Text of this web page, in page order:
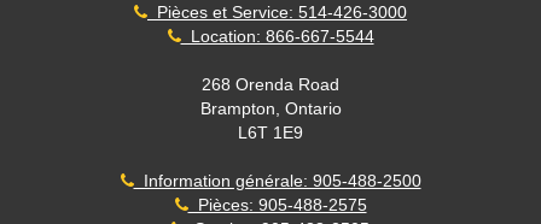
Pièces et Service: 514-426-3000
Location: 866-667-5544
268 Orenda Road
Brampton, Ontario
L6T 1E9
Information générale: 905-488-2500
Pièces: 905-488-2575